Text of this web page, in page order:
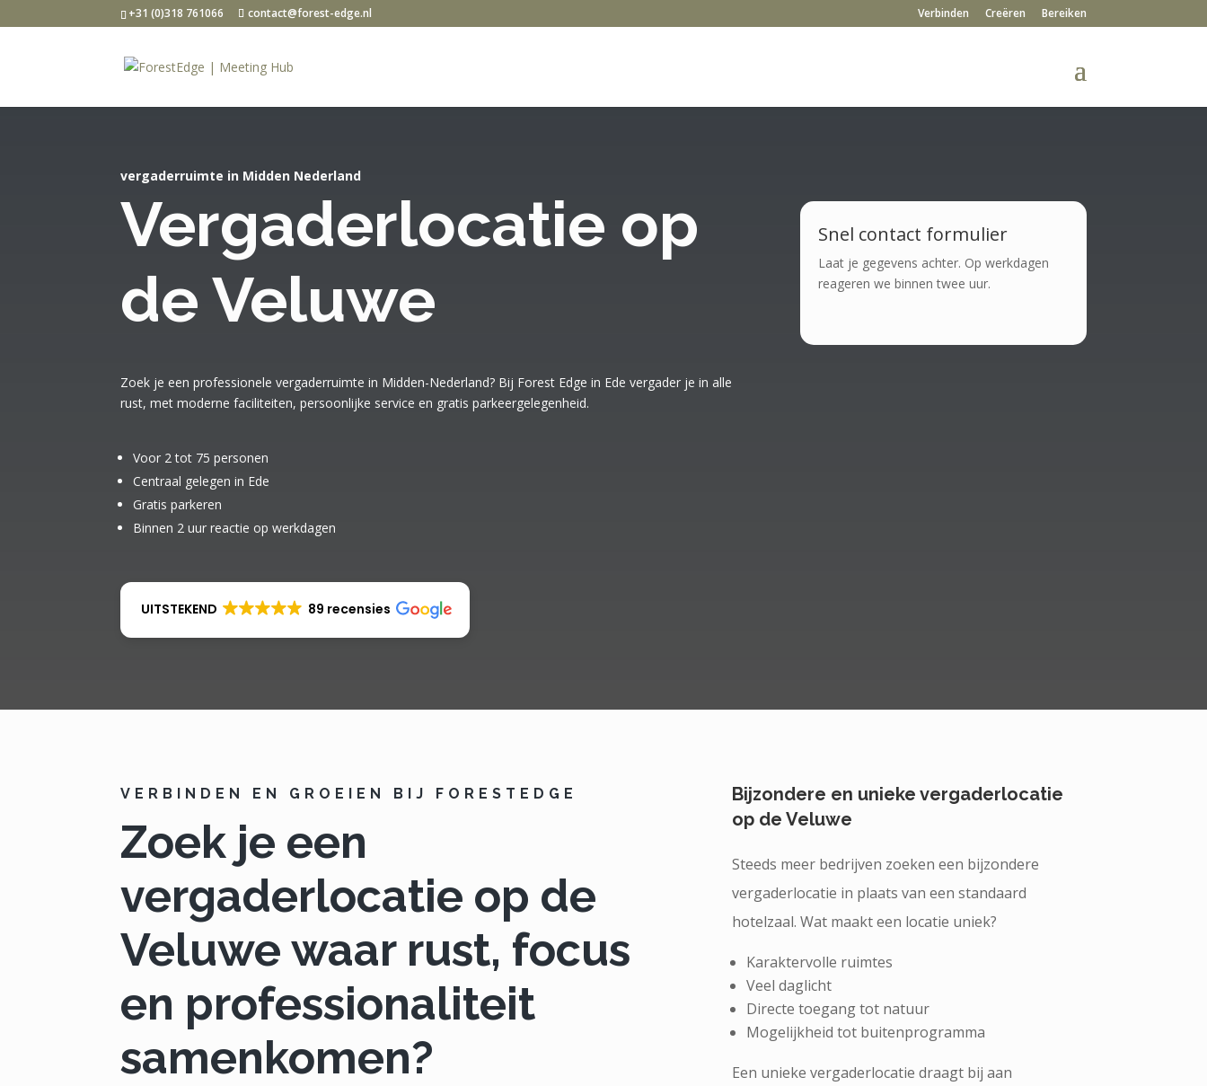
+31 (0)318 761066 contact@forest-edge.nl Verbinden Creëren Bereiken
vergaderruimte in Midden Nederland
Vergaderlocatie op
de Veluwe
Zoek je een professionele vergaderruimte in Midden-Nederland? Bij Forest Edge in Ede vergader je in alle
rust, met moderne faciliteiten, persoonlijke service en gratis parkeergelegenheid.
Voor 2 tot 75 personen
Centraal gelegen in Ede
Gratis parkeren
Binnen 2 uur reactie op werkdagen
UITSTEKEND 89 recensies
Snel contact formulier
Laat je gegevens achter. Op werkdagen
reageren we binnen twee uur.
VERBINDEN EN GROEIEN BIJ FORESTEDGE
Zoek je een
vergaderlocatie op de
Veluwe waar rust, focus
en professionaliteit
samenkomen?
Bijzondere en unieke vergaderlocatie
op de Veluwe
Steeds meer bedrijven zoeken een bijzondere
vergaderlocatie in plaats van een standaard
hotelzaal. Wat maakt een locatie uniek?
Karaktervolle ruimtes
Veel daglicht
Directe toegang tot natuur
Mogelijkheid tot buitenprogramma
Een unieke vergaderlocatie draagt bij aan